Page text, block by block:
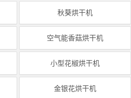
秋葵烘干机
空气能香菇烘干机
小型花椒烘干机
金银花烘干机